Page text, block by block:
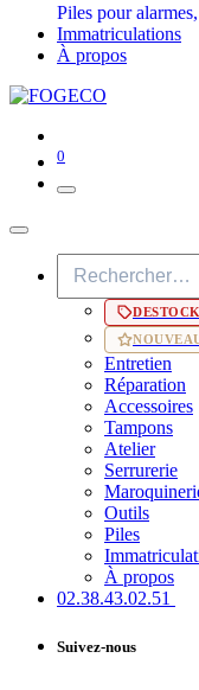
Piles pour
Immatriculations
À propos
0
Entretien
Réparation
Accessoires
Tampons
Atelier
Serrurerie
Outils
Piles
À propos
02.38.43​.02.51
Suivez-nous